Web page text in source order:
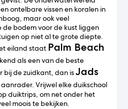
ontelbare vissen en koralen in
maar ook veel
bodem voor de kust liggen
op niet al te grote diepte.
eiland staat Palm Beach
als een van de beste
bij de zuidkant, dan isJads
aanrader. Vrijwel elke duikschool
duiktrips, om net onder het
moois te bekijken.